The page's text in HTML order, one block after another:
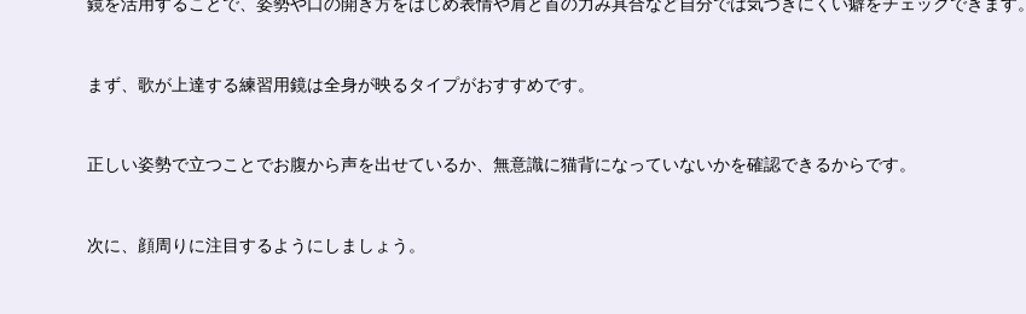
まず、歌が上達する練習用鏡は全身が映るタイプがおすすめです。
正しい姿勢で立つことでお腹から声を出せているか、無意識に猫背になっていないかを確認できるからです。
次に、顔周りに注目するようにしましょう。